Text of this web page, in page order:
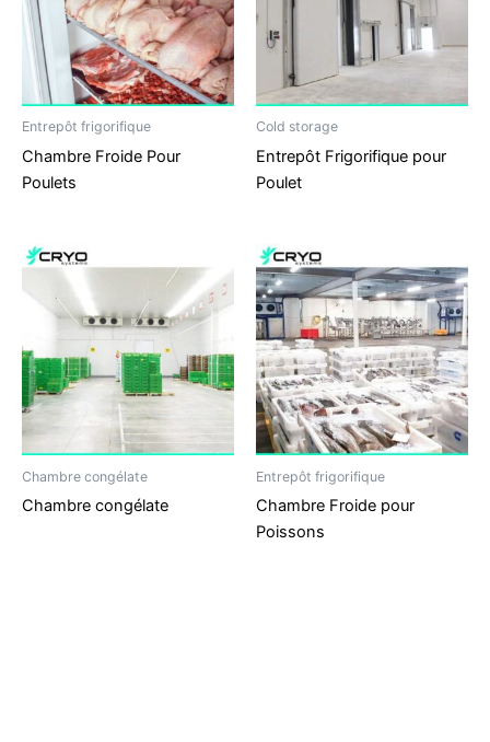
Entrepôt frigorifique
Chambre Froide Pour
Poulets
Cold storage
Entrepôt Frigorifique pour
Poulet
Chambre congélate
Chambre congélate
Entrepôt frigorifique
Chambre Froide pour
Poissons